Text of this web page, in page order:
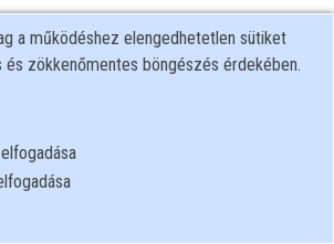
a működéshez elengedhetetlen sütiket
és zökkenőmentes böngészés érdekében.